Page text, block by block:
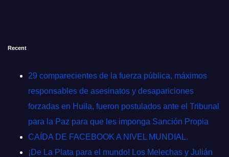
Recent
29 comparecientes de la fuerza pública, máximos
responsables de asesinatos y desapariciones
forzadas en Huila, fueron postulados ante el Tribunal
para la Paz para que les imponga Sanción Propia
CAÍDA DE FACEBOOK A NIVEL MUNDIAL.
¡De La Plata para el mundo! Los Melechas y Julián